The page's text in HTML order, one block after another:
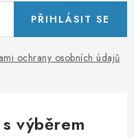
ochrany osobních údajů
PŘIHLÁSIT SE
výběrem